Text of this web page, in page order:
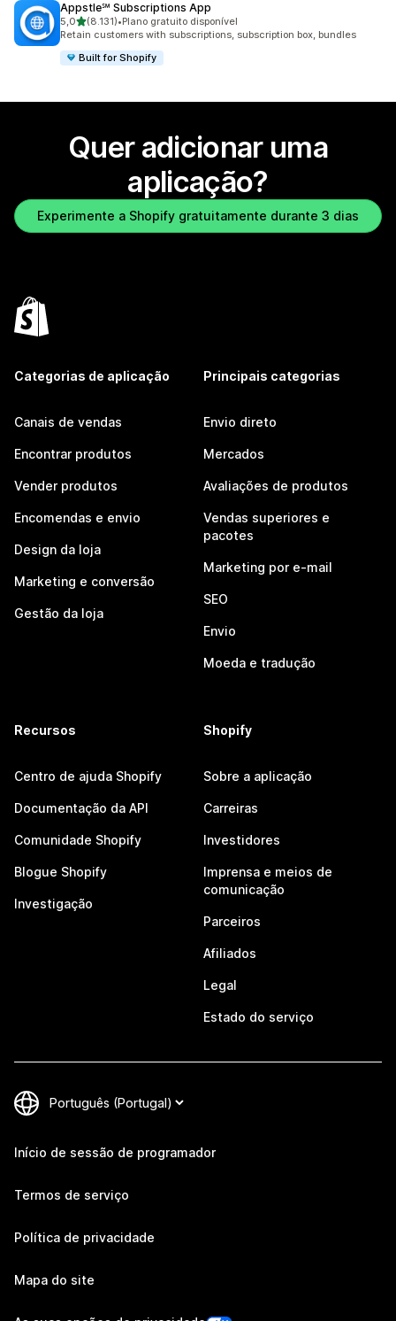
Appstle℠ Subscriptions App
5,0de 5 estrelas
(8.131)
8131 total de avaliações
•Plano gratuito disponível
Retain customers with subscriptions, subscription box, bundles
Built for Shopify
Quer adicionar uma
aplicação?
Experimente a Shopify gratuitamente durante 3 dias
Categorias de aplicação
Canais de vendas
Encontrar produtos
Vender produtos
Encomendas e envio
Design da loja
Marketing e conversão
Gestão da loja
Principais categorias
Envio direto
Mercados
Avaliações de produtos
Vendas superiores e
pacotes
Marketing por e-mail
SEO
Envio
Moeda e tradução
Recursos
Centro de ajuda Shopify
Documentação da API
Comunidade Shopify
Blogue Shopify
Investigação
Shopify
Sobre a aplicação
Carreiras
Investidores
Imprensa e meios de
comunicação
Parceiros
Afiliados
Legal
Estado do serviço
Início de sessão de programador
Termos de serviço
Política de privacidade
Mapa do site